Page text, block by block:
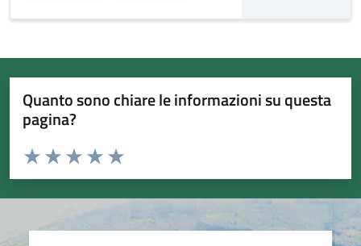
Quanto sono chiare le informazioni su questa
pagina?
Valuta da 1 a 5 stelle la pagina
Valuta 5 stelle su 5
Valuta 4 stelle su 5
Valuta 3 stelle su 5
Valuta 2 stelle su 5
Valuta 1 stelle su 5